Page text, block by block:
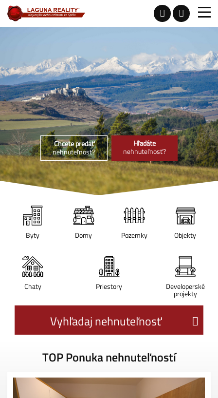
Chcete predať
nehnuteľnosť?
Hľadáte
nehnuteľnosť?
Byty Domy Pozemky Objekty
Chaty Priestory Developerské
projekty
Vyhľadaj nehnuteľnosť
TOP Ponuka nehnuteľností